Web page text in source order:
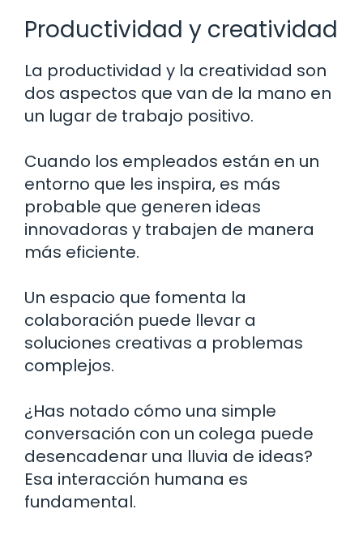
Productividad y creatividad
La productividad y la creatividad son
dos aspectos que van de la mano en
un lugar de trabajo positivo.
Cuando los empleados están en un
entorno que les inspira, es más
probable que generen ideas
innovadoras y trabajen de manera
más eficiente.
Un espacio que fomenta la
colaboración puede llevar a
soluciones creativas a problemas
complejos.
¿Has notado cómo una simple
conversación con un colega puede
desencadenar una lluvia de ideas?
Esa interacción humana es
fundamental.